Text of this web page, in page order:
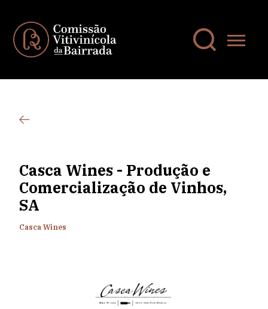
Casca Wines - Produção e
Comercialização de Vinhos,
SA
Casca Wines